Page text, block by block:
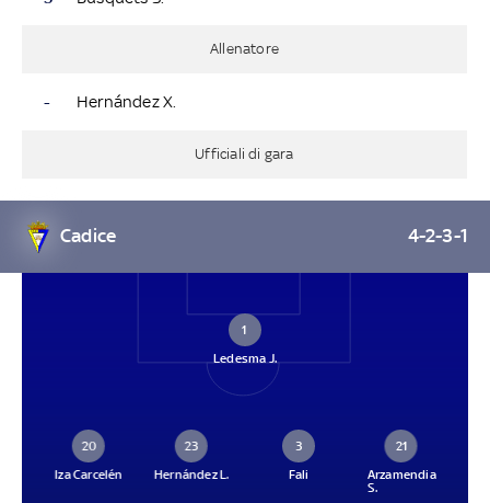
Allenatore
- Hernández X.
Ufficiali di gara
Cadice 4-2-3-1
1
Ledesma J.
20
Iza Carcelén
23
Hernández L.
3
Fali
21
Arzamendia
S.